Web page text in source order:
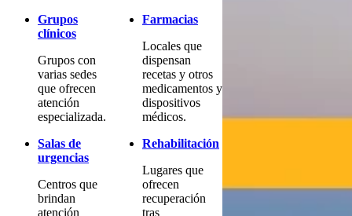
Grupos
clínicos
Grupos con
varias sedes
que ofrecen
atención
especializada.
Salas de
urgencias
Centros que
brindan
atención
Farmacias
Locales que
dispensan
recetas y otros
medicamentos y
dispositivos
médicos.
Rehabilitación
Lugares que
ofrecen
recuperación
tras